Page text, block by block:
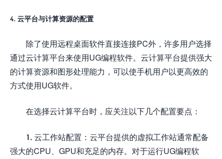
4. 云平台与计算资源的配置
除了使用远程桌面软件直接连接PC外，许多用户选择
通过云计算平台来使用UG编程软件。云计算平台提供强大
的计算资源和图形处理能力，可以使手机用户以更高效的
方式使用UG软件。
在选择云计算平台时，应关注以下几个配置要点：
1. 云工作站配置：云平台提供的虚拟工作站通常配备
强大的CPU、GPU和充足的内存。对于运行UG编程软